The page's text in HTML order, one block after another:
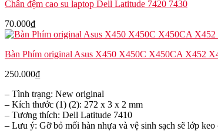
Chân đệm cao su laptop Dell Latitude 7420 7430
70.000₫
Bàn Phím original Asus X450 X450C X450CA X452
250.000₫
– Tình trạng: New original
– Kích thước (1) (2): 272 x 3 x 2 mm
– Tương thích: Dell Latitude 7410
– Lưu ý: Gỡ bỏ mối hàn nhựa và vệ sinh sạch sẽ lớp